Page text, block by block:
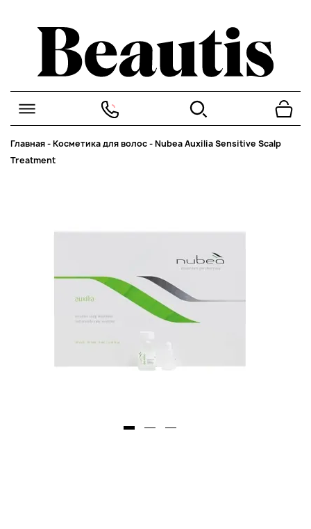
Главная-Косметика для волос-Nubea Auxilia Sensitive Scalp
Treatment